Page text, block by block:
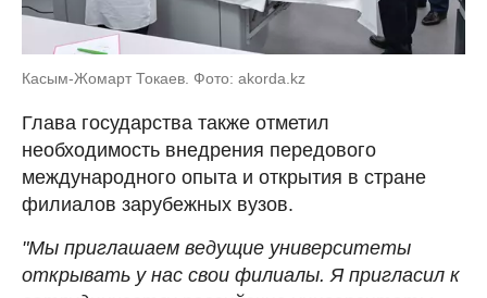
Касым-Жомарт Токаев. Фото: akorda.kz
Глава государства также отметил
необходимость внедрения передового
международного опыта и открытия в стране
филиалов зарубежных вузов.
"Мы приглашаем ведущие университеты
открывать у нас свои филиалы. Я пригласил к